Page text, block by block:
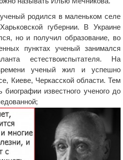
родился в маленьком селе
губернии. В Украине
но и получил образование, во
пунктах ученый занимался
естествоиспытателя. На
ученый жил и успешно
Киеве, Черкасской области. Тем
биографии известного ученого до